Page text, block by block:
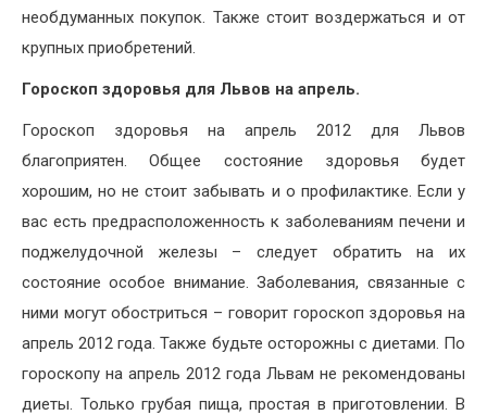
необдуманных покупок. Также стоит воздержаться и от
крупных приобретений.
Гороскоп здоровья для Львов на апрель.
Гороскоп здоровья на апрель 2012 для Львов
благоприятен. Общее состояние здоровья будет
хорошим, но не стоит забывать и о профилактике. Если у
вас есть предрасположенность к заболеваниям печени и
поджелудочной железы – следует обратить на их
состояние особое внимание. Заболевания, связанные с
ними могут обостриться – говорит гороскоп здоровья на
апрель 2012 года. Также будьте осторожны с диетами. По
гороскопу на апрель 2012 года Львам не рекомендованы
диеты. Только грубая пища, простая в приготовлении. В